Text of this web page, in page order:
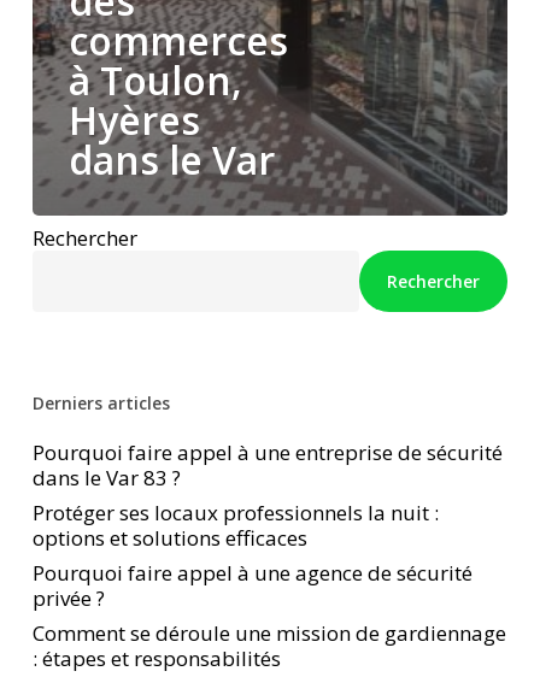
commerces
à Toulon,
Hyères
dans le Var
Rechercher
Rechercher
Derniers articles
Pourquoi faire appel à une entreprise de sécurité
dans le Var 83 ?
Protéger ses locaux professionnels la nuit :
options et solutions efficaces
Pourquoi faire appel à une agence de sécurité
privée ?
Comment se déroule une mission de gardiennage
: étapes et responsabilités